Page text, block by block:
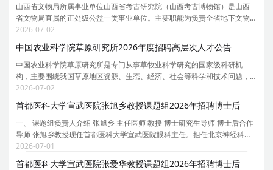
山西省文物局所属事业单位山西省考古研究院（山西考古博物馆）是山西
省文物局直属的正处级公益一类事业单位。主要职能为负责全省地下文物
的考古调查、勘探、发掘、保护和研究工作，承担中华五千年文明实证、
黄河文化、一带一路考古重点课题研究等。集考古科
2026-07-02
中国农业科学院草原研究所2026年度招聘高层次人才公告
中国农业科学院草原研究所是专门从事草牧业科学研究的国家级科研机
构，主要围绕我国草原地区资源、生态、经济、社会等科学和技术问题，
以基础前沿、共性关键技术和社会公益服务为主，重点聚焦草种质资源收
集、评价、保存与利用，草新品种培育、制种与栽培研
2026-07-02
首都医科大学宣武医院张旭乡教授课题组2026年招聘博士后
一、 课题组负责人介绍 张旭乡 主任医师 教授 博士研究生导师 博士后合作
导师 张旭乡教授现任首都医科大学宣武医院眼科主任。担任北京神经科学
会视觉神经专委会主任委员、北京整合医学学会眼科分会副主任委员、北
京市医学会眼科分会常委、中国研究型医院学会
2026-07-01
首都医科大学宣武医院张爱华教授课题组2026年招聘博士后